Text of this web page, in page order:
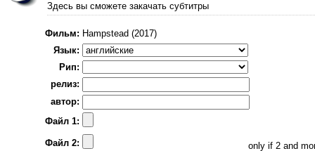
Здесь вы сможете закачать субтитры
Фильм: Hampstead (2017)
Язык:
Рип:
релиз:
автор:
Файл 1:
Файл 2: only if 2 and